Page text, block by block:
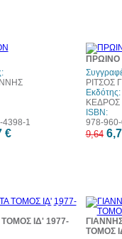
4398-1
€
ΡΙΤΣΟΣ
Εκδότης:
ΚΕΔΡΟΣ
ISBN:
978-
9,64
10%
ΙΔ' 1977-
ΤΟΜΟΣ